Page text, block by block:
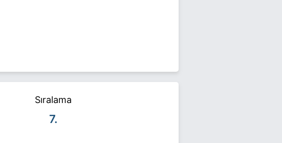
Haberlerisayfamızı ziyaret edin.
Sıralama
7.